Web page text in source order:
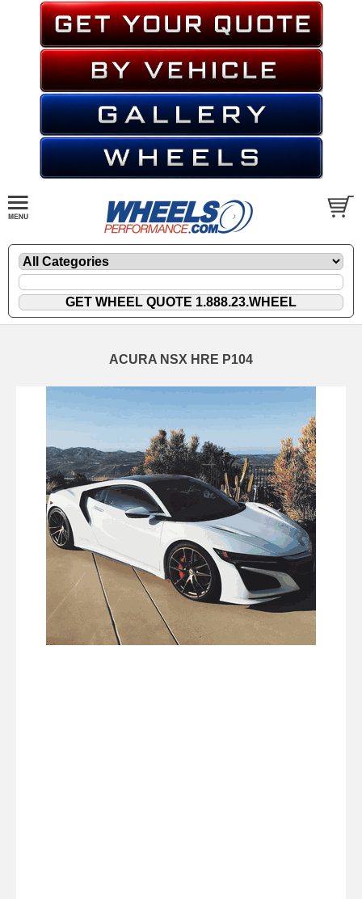
ACURA NSX HRE P104